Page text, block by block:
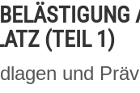
(TEIL 1)
und